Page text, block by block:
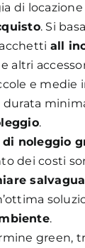
di
. Si
all
e medie
.
noleggio
dei costi
.
green,